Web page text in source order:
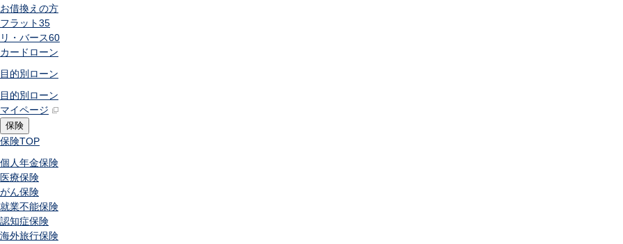
お借換えの方
フラット35
リ・バース60
カードローン
目的別ローン
目的別ローン
マイページ
保険
保険TOP
個人年金保険
医療保険
がん保険
就業不能保険
認知症保険
海外旅行保険